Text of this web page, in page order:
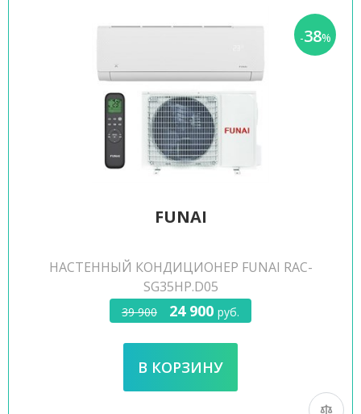
-38%
FUNAI
НАСТЕННЫЙ КОНДИЦИОНЕР FUNAI RAC-
SG35HP.D05
39 900 24 900 руб.